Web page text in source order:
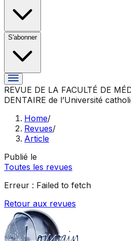
S'abonner
REVUE DE LA FACULTÉ DE
DENTAIRE de l’Université
Home/
Revues/
Article
Publié le
Toutes les revues
Erreur : Failed to fetch
Retour aux revues